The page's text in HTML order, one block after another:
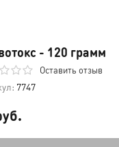
- 120 грамм
Оставить отзыв
7747